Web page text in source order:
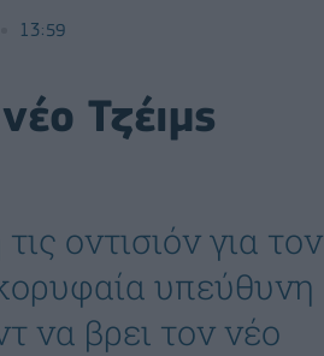
13:59
Τζέιμς
οντισιόν για τον
υπεύθυνη
να βρει τον νέο